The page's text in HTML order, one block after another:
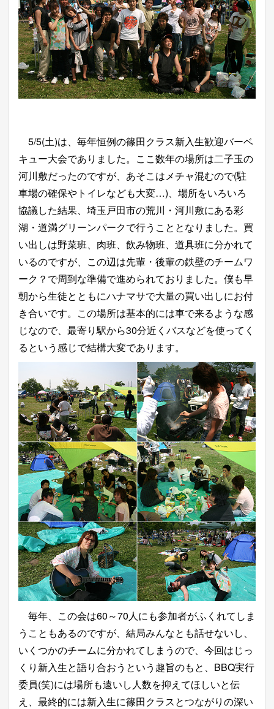
5/5(土)は、毎年恒例の篠田クラス新入生歓迎バーベ
キュー大会でありました。ここ数年の場所は二子玉の
河川敷だったのですが、あそこはメチャ混むので(駐
車場の確保やトイレなども大変…)、場所をいろいろ
協議した結果、埼玉戸田市の荒川・河川敷にある彩
湖・道満グリーンパークで行うこととなりました。買
い出しは野菜班、肉班、飲み物班、道具班に分かれて
いるのですが、この辺は先輩・後輩の鉄壁のチームワ
ーク？で周到な準備で進められておりました。僕も早
朝から生徒とともにハナマサで大量の買い出しにお付
き合いです。この場所は基本的には車で来るような感
じなので、最寄り駅から30分近くバスなどを使ってく
るという感じで結構大変であります。
毎年、この会は60～70人にも参加者がふくれてしま
うこともあるのですが、結局みんなとも話せないし、
いくつかのチームに分かれてしまうので、今回はじっ
くり新入生と語り合おうという趣旨のもと、BBQ実行
委員(笑)には場所も遠いし人数を抑えてほしいと伝
え、最終的には新入生に篠田クラスとつながりの深い